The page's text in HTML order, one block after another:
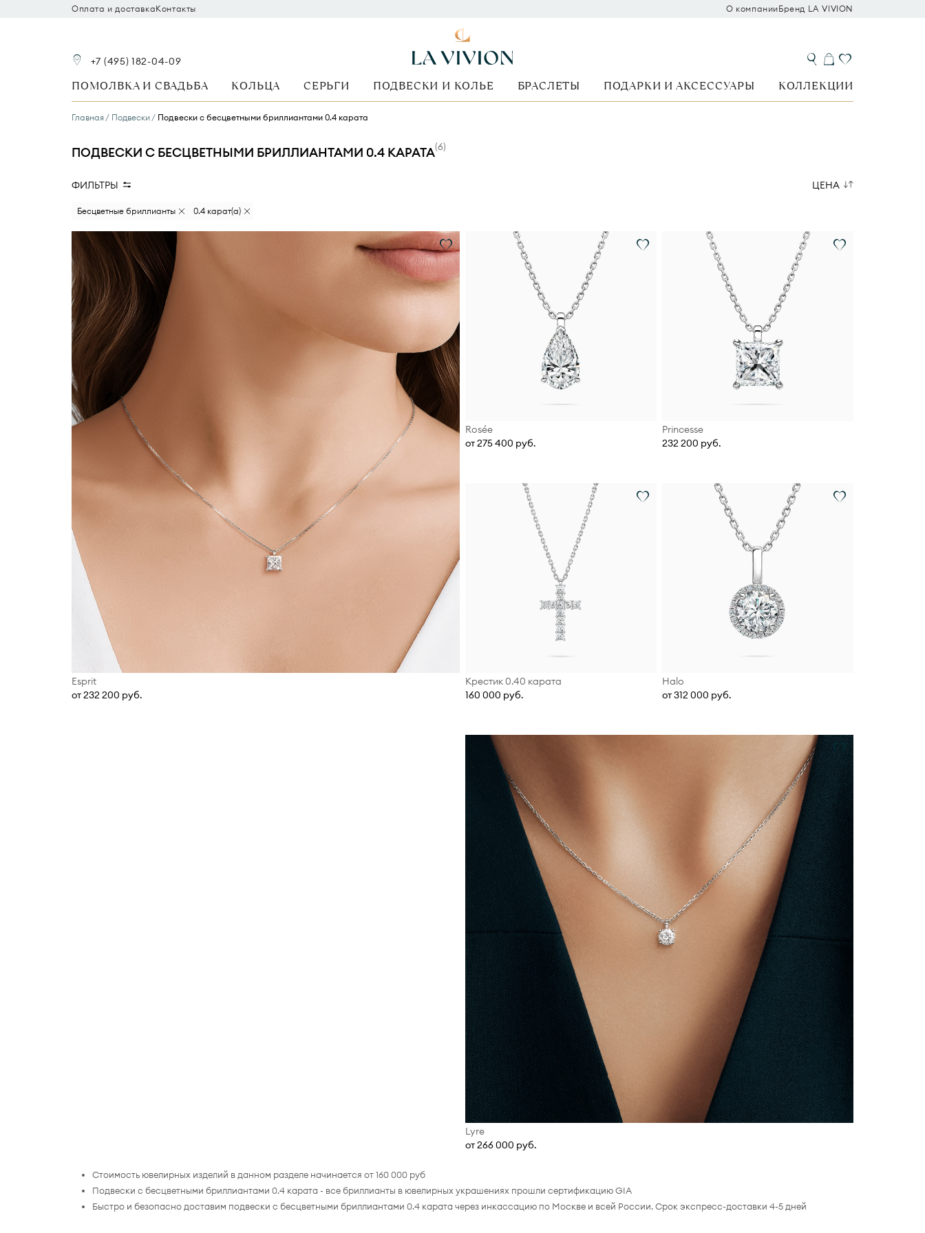
Оплата и доставкаКонтакты О компанииБренд LA VIVION
+7 (495) 182-04-09
ПОМОЛВКА И СВАДЬБА КОЛЬЦА СЕРЬГИ ПОДВЕСКИ И КОЛЬЕ БРАСЛЕТЫ ПОДАРКИ И АКСЕССУАРЫ КОЛЛЕКЦИИ
Главная Подвески Подвески с бесцветными бриллиантами 0.4 карата
ПОДВЕСКИ С БЕСЦВЕТНЫМИ БРИЛЛИАНТАМИ 0.4 КАРАТА(6)
ФИЛЬТРЫ
Бесцветные бриллианты 0.4 карат(а)
ЦЕНА
Esprit
от 232 200 руб.
Rosée
от 275 400 руб.
Princesse
232 200 руб.
Крестик 0.40 карата
160 000 руб.
Halo
от 312 000 руб.
Lyre
от 266 000 руб.
Стоимость ювелирных изделий в данном разделе начинается от 160 000 руб
Подвески с бесцветными бриллиантами 0.4 карата - все бриллианты в ювелирных украшениях прошли сертификацию GIA
Быстро и безопасно доставим подвески с бесцветными бриллиантами 0.4 карата через инкассацию по Москве и всей России. Срок экспресс-доставки 4-5 дней